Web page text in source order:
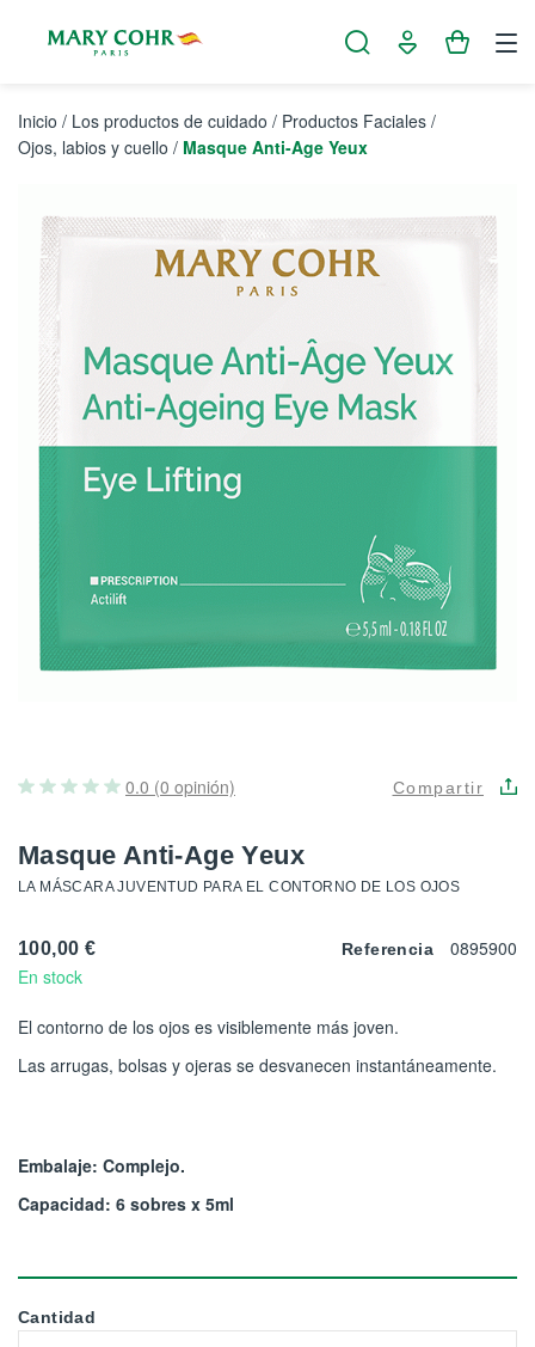
Inicio / Los productos de cuidado / Productos Faciales /
Ojos, labios y cuello / Masque Anti-Age Yeux
0.0 (0 opinión) Compartir
Masque Anti-Age Yeux
LA MÁSCARA JUVENTUD PARA EL CONTORNO DE LOS OJOS
100,00 €
En stock
Referencia 0895900
El contorno de los ojos es visiblemente más joven.
Las arrugas, bolsas y ojeras se desvanecen instantáneamente.
Embalaje: Complejo.
Capacidad: 6 sobres x 5ml
Cantidad